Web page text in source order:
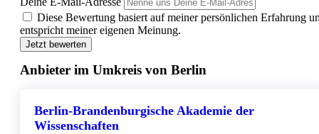
Diese Bewertung basiert auf meiner persönlichen Erfahrung
entspricht meiner eigenen Meinung.
Jetzt bewerten
Anbieter im Umkreis von Berlin
Berlin-Brandenburgische Akademie der
Wissenschaften